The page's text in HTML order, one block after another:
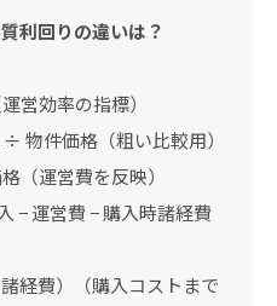
利回りの違いは？
営効率の指標）
物件価格（粗い比較用）
（運営費を反映）
− 運営費 − 購入時諸経費
経費）（購入コストまで